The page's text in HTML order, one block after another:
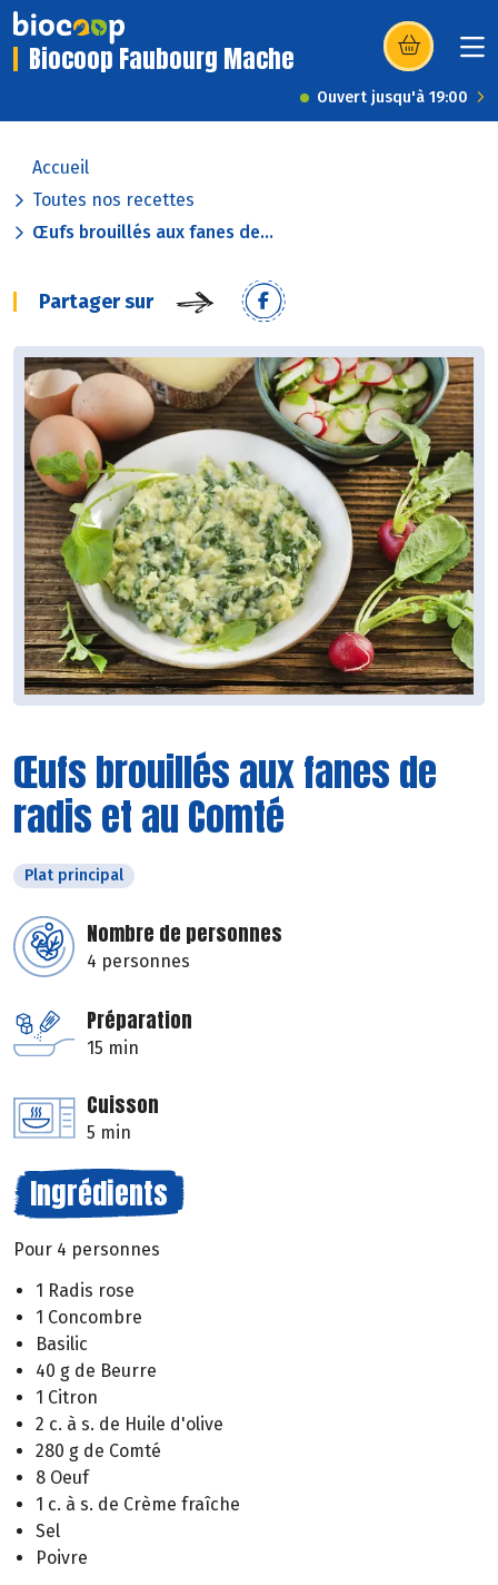
Biocoop Faubourg Mache (s’ouvre dans
Ouvert jusqu'à 19:00
Accueil
Toutes nos recettes
Œufs brouillés aux fanes de...
Partager sur
Œufs brouillés aux fanes de
radis et au Comté
Plat principal
Nombre de personnes
4 personnes
Préparation
15 min
Cuisson
5 min
Ingrédients
Pour 4 personnes
1 Radis rose
1 Concombre
Basilic
40 g de Beurre
1 Citron
2 c. à s. de Huile d'olive
280 g de Comté
8 Oeuf
1 c. à s. de Crème fraîche
Sel
Poivre